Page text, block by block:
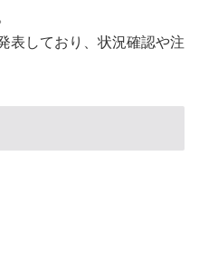
表しており、状況確認や注